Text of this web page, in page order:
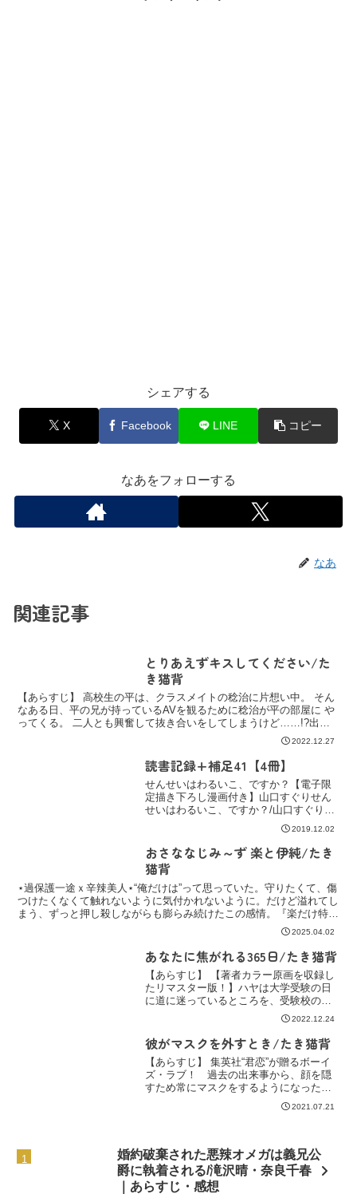
シェアする
X Facebook LINE コピー
なあをフォローする
なあ
関連記事
とりあえずキスしてください/た
き猫背
【あらすじ】 高校生の平は、クラスメイトの稔治に片想い中。 そん
なある日、平の兄が持っているAVを観るために稔治が平の部屋に や
ってくる。 二人とも興奮して抜き合いをしてしまうけど……!?出版
2022.12.27
読書記録+補足41【4冊】
せんせいはわるいこ、ですか？【電子限
定描き下ろし漫画付き】山口すぐりせん
せいはわるいこ、ですか？/山口すぐり
【あらすじ】 子供がだいだいだーーいす
き!な、ゆうすけ先生は昼間は保育園で園
児たちにモテモテのデレデレ、そして夜
な夜な数多のセフレ達...
2019.12.02
おさななじみ～ず 楽と伊純/たき
猫背
⋆過保護一途ｘ辛辣美人⋆“俺だけは”って思っていた。守りたくて、傷
つけたくなくて触れないように気付かれないように。だけど溢れてし
まう、ずっと押し殺しながらも膨らみ続けたこの感情。『楽だけ特別
な』/いつもピュアきゅんを与えてくださるたき猫背先生の新刊、
2025.04.02
あなたに焦がれる365日/たき猫背
【あらすじ】 【著者カラー原画を収録し
たリマスター版！】ハヤは大学受験の日
に道に迷っているところを、受験校の在
学生の穂高に助けられる。無事合格し、
助けてくれたお礼を言うため、穂高を探
し出したハヤは彼と同じサークルに入
る。穂高と話すようになり...
2022.12.24
彼がマスクを外すとき/たき猫背
【あらすじ】 集英社“君恋”が贈るボーイ
ズ・ラブ！ 過去の出来事から、顔を隠
すため常にマスクをするようになったジ
ロー。今も変な男に絡まれ続けていた
が、二日連続でサラリーマンの藤に助け
2021.07.21
婚約破棄された悪辣オメガは義兄公
爵に執着される/滝沢晴・奈良千春
｜あらすじ・感想